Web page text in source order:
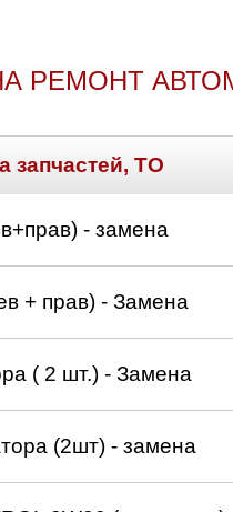
РЕМОНТ
запчастей, ТО
- замена
+ прав) - Замена
( 2 шт.) - Замена
(2шт) - замена